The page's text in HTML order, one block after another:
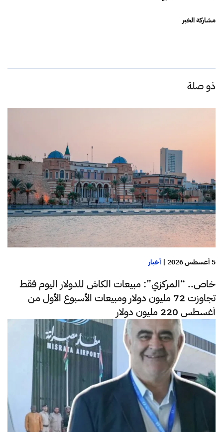
مشاركة الخبر
ذو صلة
5 أغسطس 2026 | أخبار
خاص.. “المركزي”: مبيعات الكاش للدولار اليوم فقط
تجاوزت 72 مليون دولار ومبيعات الأسبوع الأول من
أغسطس 220 مليون دولار